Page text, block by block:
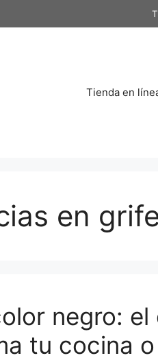
Tienda en
en
negro: el
tu cocina